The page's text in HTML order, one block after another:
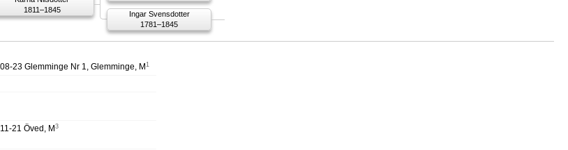
1811–1845
Ingar Svensdotter
1781–1845
23 Glemminge Nr 1, Glemminge, M 1
21 Öved, M3